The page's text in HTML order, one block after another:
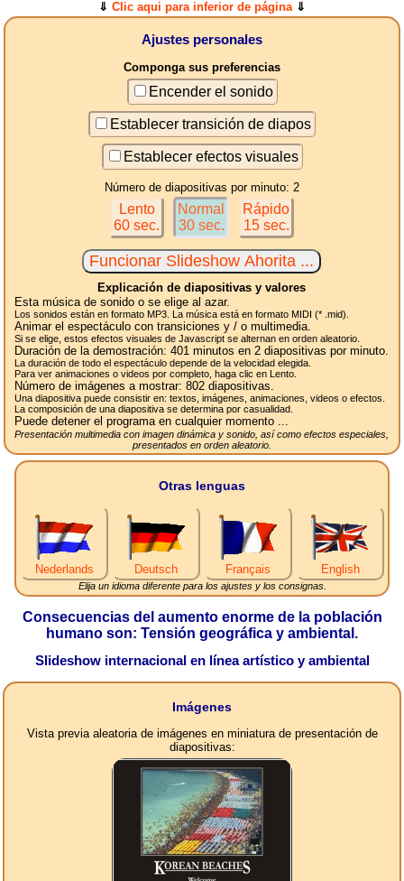
⇓ Clic aqui para inferior de página⇓
Ajustes personales
Componga sus preferencias
Encender el sonido
Establecer transición de diapos
Establecer efectos visuales
Número de diapositivas por minuto: 2
Lento
60 sec.
Normal
30 sec.
Rápido
15 sec.
Explicación de diapositivas y valores
Esta música de sonido o se elige al azar.
Los sonidos están en formato MP3. La música está en formato MIDI (* .mid).
Animar el espectáculo con transiciones y / o multimedia.
Si se elige, estos efectos visuales de Javascript se alternan en orden aleatorio.
Duración de la demostración:401 minutos en 2diapositivas por minuto.
La duración de todo el espectáculo depende de la velocidad elegida.
Para ver animaciones o videos por completo, haga clic en Lento.
Número de imágenes a mostrar:802 diapositivas.
Una diapositiva puede consistir en: textos, imágenes, animaciones, videos o efectos.
La composición de una diapositiva se determina por casualidad.
Puede detener el programa en cualquier momento ...
Presentación multimedia con imagen dinámica y sonido, así como efectos especiales,
presentados en orden aleatorio.
Otras lenguas
Nederlands Deutsch Français English
Elija un idioma diferente para los ajustes y los consignas.
Consecuencias del aumento enorme de la población
humano son: Tensión geográfica y ambiental.
Slideshow internacional en línea artístico y ambiental
Imágenes
Vista previa aleatoria de imágenes en miniatura de presentación de
diapositivas: